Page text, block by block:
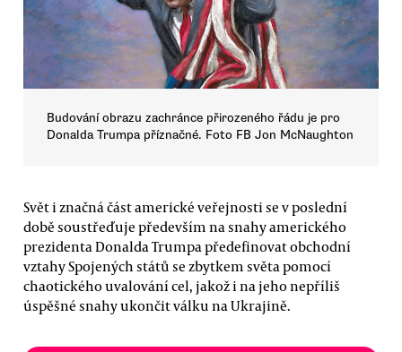
Budování obrazu zachránce přirozeného řádu je pro
Donalda Trumpa příznačné. Foto FB Jon McNaughton
Svět i značná část americké veřejnosti se v poslední
době soustřeďuje především na snahy amerického
prezidenta Donalda Trumpa předefinovat obchodní
vztahy Spojených států se zbytkem světa pomocí
chaotického uvalování cel, jakož i na jeho nepříliš
úspěšné snahy ukončit válku na Ukrajině.